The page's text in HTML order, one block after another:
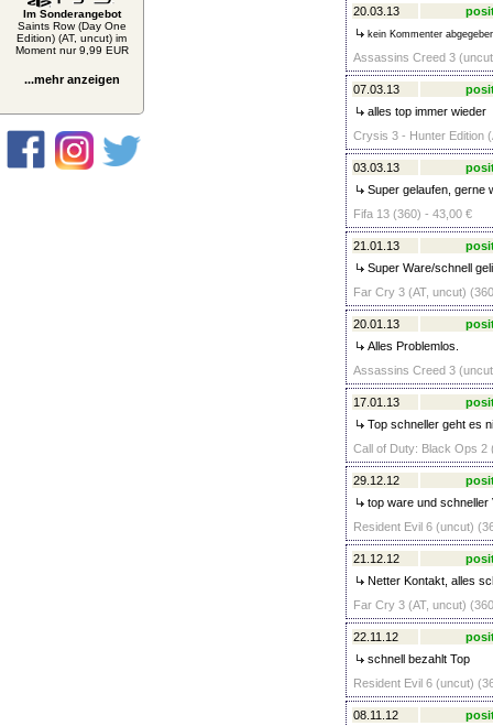
Im Sonderangebot
Saints Row (Day One
Edition) (AT, uncut) im
Moment nur 9,99 EUR
...mehr anzeigen
20.03.13
kein Kommenter
Assassins Creed 3
07.03.13
alles top immer wieder
Crysis 3 - Hunter Edition
03.03.13
Super gelaufen, gerne
Fifa 13 (360) - 43,00 €
21.01.13
Super Ware/schnell
Far Cry 3 (AT, uncut)
20.01.13
Alles Problemlos.
Assassins Creed 3
17.01.13
Top schneller geht es
Call of Duty: Black Ops 2
29.12.12
top ware und schneller
Resident Evil 6 (uncut)
21.12.12
Netter Kontakt, alles
Far Cry 3 (AT, uncut)
22.11.12
schnell bezahlt Top
Resident Evil 6 (uncut)
08.11.12